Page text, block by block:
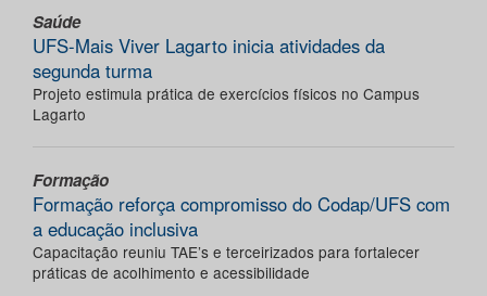
Saúde
UFS-Mais Viver Lagarto inicia atividades da
segunda turma
Projeto estimula prática de exercícios físicos no Campus
Lagarto
Formação
Formação reforça compromisso do Codap/UFS com
a educação inclusiva
Capacitação reuniu TAE’s e terceirizados para fortalecer
práticas de acolhimento e acessibilidade